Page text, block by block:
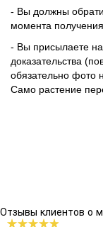
- Вы должны
момента получения
- Вы присылаете
доказательства
обязательно фото
Само растение
Отзывы клиентов о